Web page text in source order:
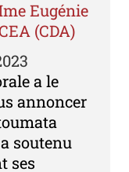
Eugénie
(CDA)
a le
annoncer
soutenu
ses